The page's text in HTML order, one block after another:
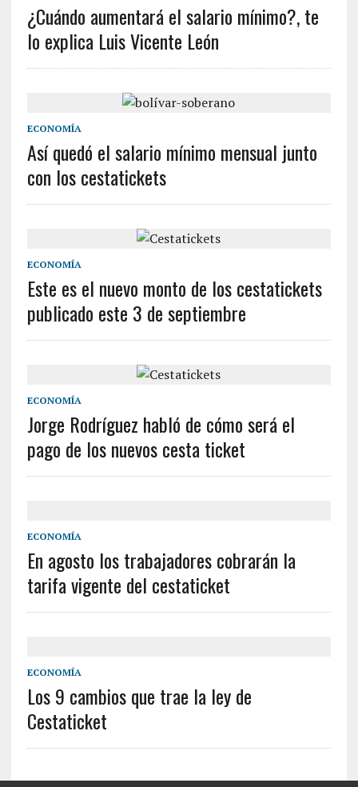
¿Cuándo aumentará el salario mínimo?, te
lo explica Luis Vicente León
ECONOMÍA
Así quedó el salario mínimo mensual junto
con los cestatickets
ECONOMÍA
Este es el nuevo monto de los cestatickets
publicado este 3 de septiembre
ECONOMÍA
Jorge Rodríguez habló de cómo será el
pago de los nuevos cesta ticket
ECONOMÍA
En agosto los trabajadores cobrarán la
tarifa vigente del cestaticket
ECONOMÍA
Los 9 cambios que trae la ley de
Cestaticket